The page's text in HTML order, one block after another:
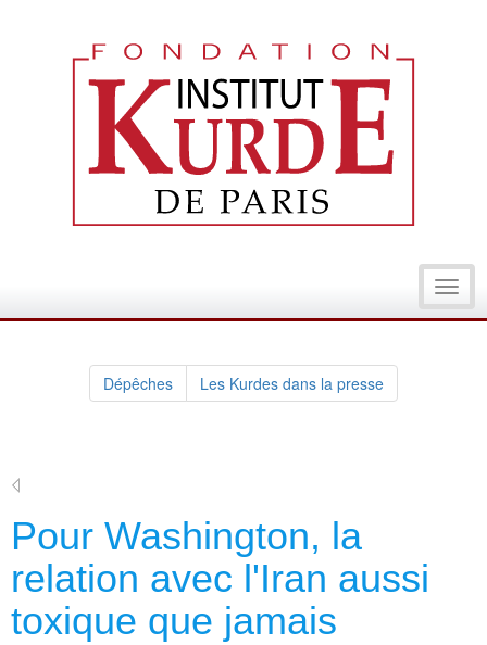
Dépêches Les Kurdes dans la presse
Pour Washington, la
relation avec l'Iran aussi
toxique que jamais